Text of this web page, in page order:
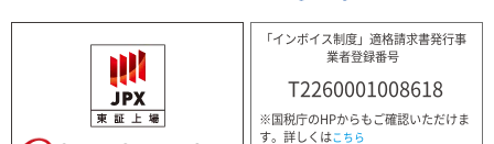
「インボイス制度」適格請求書発行事
業者登録番号
T2260001008618
※国税庁のHPからもご確認いただけま
す。詳しくはこちら